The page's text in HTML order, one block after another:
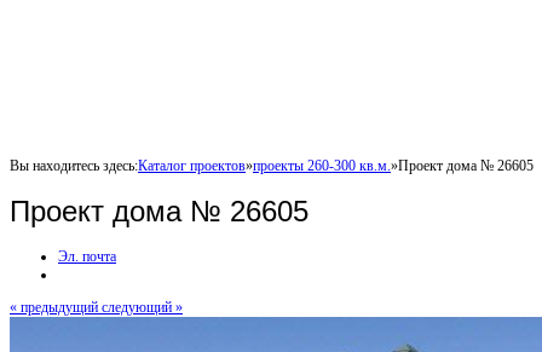
Вы находитесь здесь:Каталог проектов»проекты 260-300 кв.м. »Проект дома № 26605
Проект дома № 26605
Эл. почта
« предыдущий следующий »